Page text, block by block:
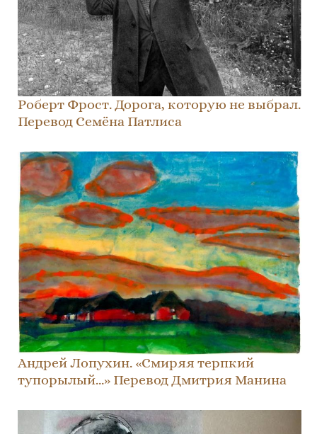
Роберт Фрост. Дорога, которую не выбрал.
Перевод Семёна Патлиса
Андрей Лопухин. «Смиряя терпкий
тупорылый…» Перевод Дмитрия Манина